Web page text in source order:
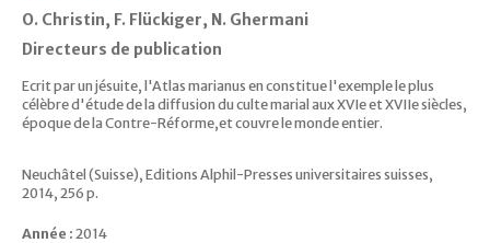
O. Christin, F. Flückiger, N. Ghermani
Directeurs de publication
Ecrit par un jésuite, l'Atlas marianus en constitue l'exemple le plus
célèbre d'étude de la diffusion du culte marial aux XVIe et XVIIe siècles,
époque de la Contre-Réforme,et couvre le monde entier.
Neuchâtel (Suisse), Editions Alphil-Presses universitaires suisses,
2014, 256 p.
Année : 2014